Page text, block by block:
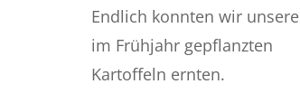
Endlich konnten wir unsere
im Frühjahr gepflanzten
Kartoffeln ernten.